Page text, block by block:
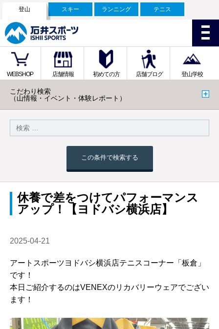
登山 スキー ランニング テニス
WEBSHOP 店舗情報 初めての方 店舗ブログ 登山学校
こだわり検索
（山情報・イベント・体験レポート）
この条件で検索する
休養で差をつけてパフォーマンス
アップ！【ヨドバシ横浜店】
2025-04-21
アートスポーツヨドバシ横浜店テニスコーナー「板倉」
です！
本日ご紹介するのはVENEXのリカバリーウェアでござい
ます！